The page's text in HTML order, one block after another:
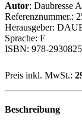
Autor: Daubresse
Referenznummer.:
Herausgeber:
Sprache: F
ISBN: 978-
Preis inkl. MwSt.:
Beschreibung